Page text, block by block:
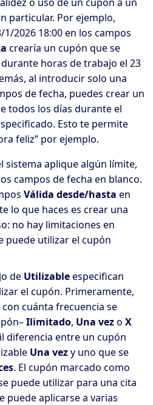
particular. Por ejemplo,
1/2026 18:00en los campos
crearía un cupón que se
horas de trabajo el 23
al introducir solo una
de fecha, puedes crear un
todos los días durante el
Esto te permite
feliz” por ejemplo.
sistema aplique algún límite,
campos de fecha en blanco.
Válida desde/hasta en
lo que haces es crear una
no hay limitaciones en
puede utilizar el cupón
de Utilizableespecifican
el cupón. Primeramente,
cuánta frecuencia se
Ilimitado, Una vezo X
diferencia entre un cupón
Una vezy uno que se
. El cupón marcado como
puede utilizar para una cita
puede aplicarse a varias